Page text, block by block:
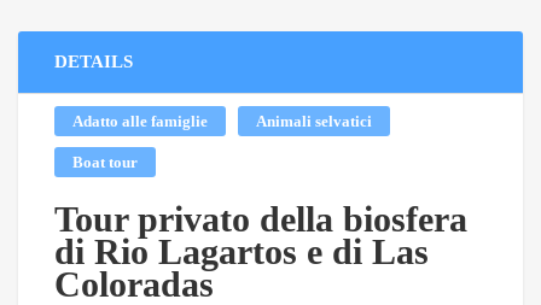
DETAILS
Adatto alle famiglie Animali selvatici
Boat tour
Tour privato della biosfera
di Rio Lagartos e di Las
Coloradas